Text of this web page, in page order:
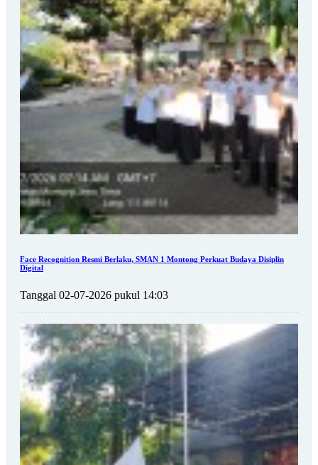
Face Recognition Resmi Berlaku, SMAN 1 Montong Perkuat Budaya Disiplin
Digital
Tanggal 02-07-2026 pukul 14:03